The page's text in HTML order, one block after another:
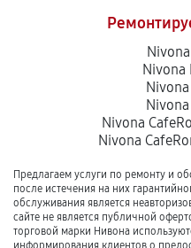
Nivona
Nivona
Nivona
Предлагаем услуги по ремонту и
после истечения на них
обслуживания является
сайте не является публичной
торговой марки Нивона
информирования клиентов о